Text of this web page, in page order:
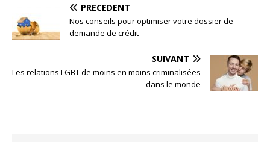
PRÉCÉDENT
Nos conseils pour optimiser votre dossier de
demande de crédit
SUIVANT
Les relations LGBT de moins en moins criminalisées
dans le monde